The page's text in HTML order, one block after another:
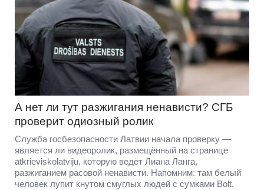
А нет ли тут разжигания ненависти? СГБ
проверит одиозный ролик
Служба госбезопасности Латвии начала проверку —
является ли видеоролик, размещённый на странице
atkrieviskolatviju, которую ведёт Лиана Ланга,
разжиганием расовой ненависти. Напомним: там белый
человек лупит кнутом смуглых людей с сумками Bolt.